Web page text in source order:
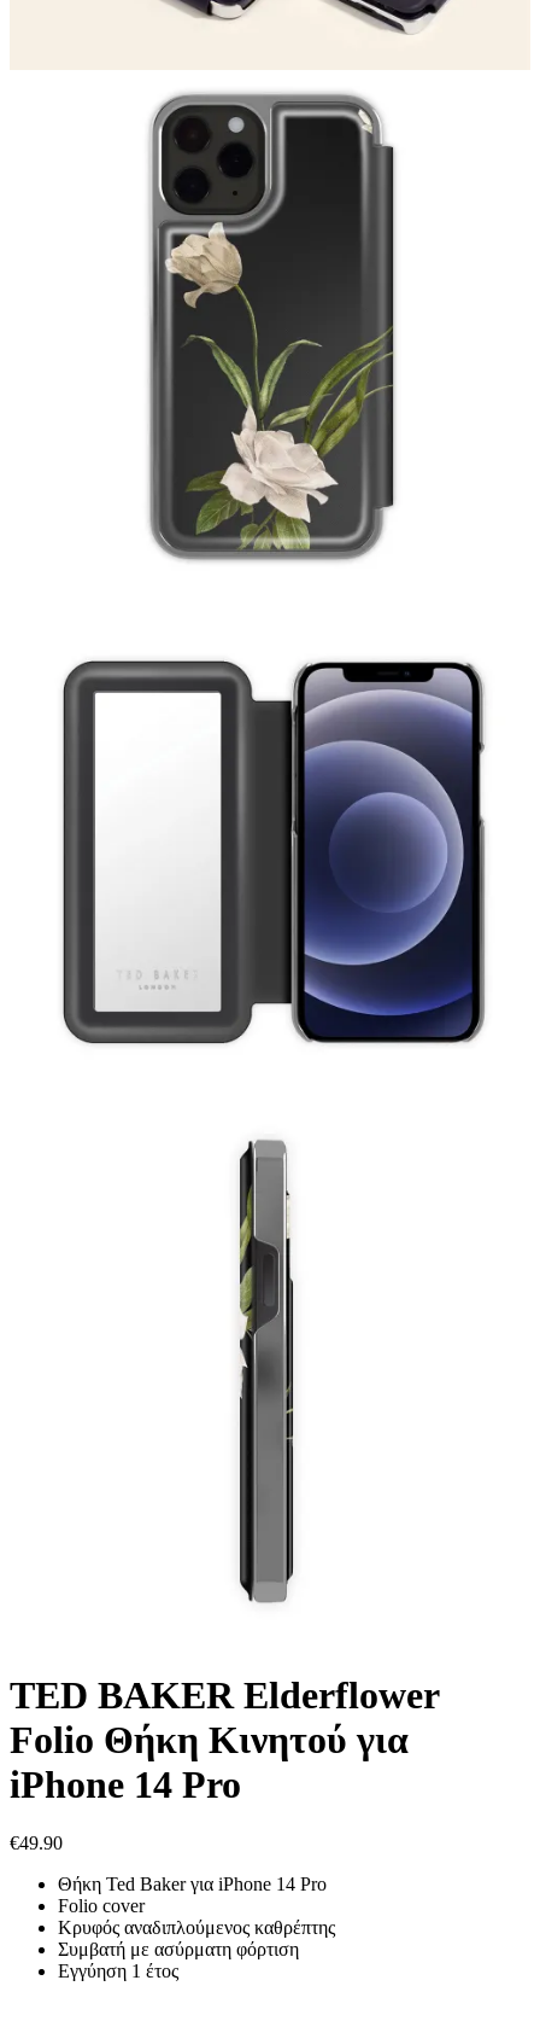
TED BAKER Elderflower
Folio Θήκη Κινητού για
iPhone 14 Pro
€49.90
Θήκη Ted Baker για iPhone 14 Pro
Folio cover
Κρυφός αναδιπλούμενος καθρέπτης
Συμβατή με ασύρματη φόρτιση
Εγγύηση 1 έτος